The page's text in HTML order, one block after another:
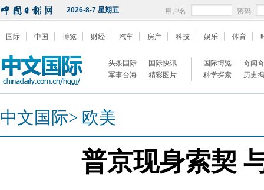
2026-8-7 星期五 用户名 密码
国际 中国 博览 财经 汽车 房产 科技 娱乐 体育
头条国际
国际快讯
军事台海
精彩图片
国际博览
奇闻
科学探索
历史
中文国际> 欧美
普京现身索契